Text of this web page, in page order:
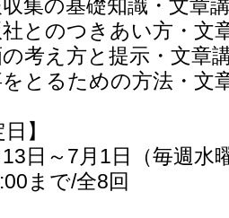
集の基礎知識・文章
とのつきあい方・文
考え方と提示・文章
とるための方法・文
】
日～7月1日（毎週水
まで/全8回